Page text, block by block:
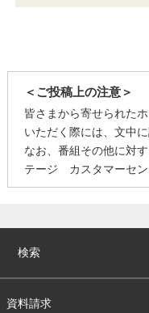
＜ご投稿上の注意＞
皆さまから寄せられた
いただく際には、文中
なお、番組その他に対
テージ カスタマーセン
検索
資料請求